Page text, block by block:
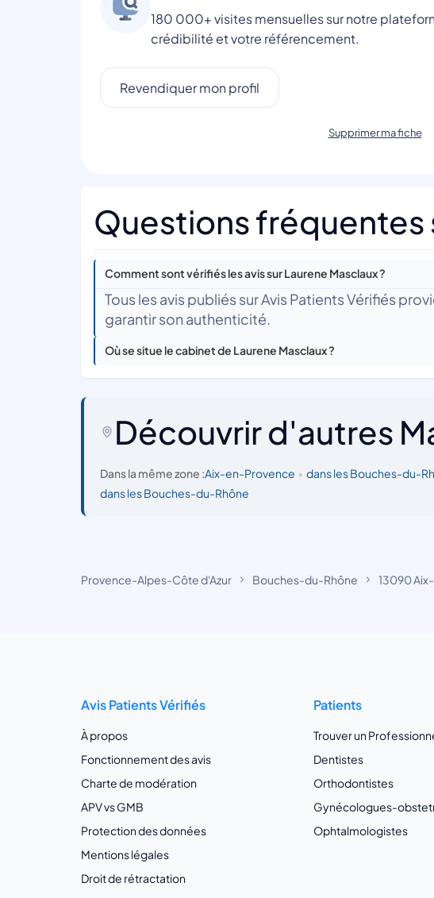
180 000+ visites mensuelles sur notre
crédibilité et votre référencement.
Revendiquer mon profil
Supprimer ma fiche
Questions fréquentes
Comment sont vérifiés les avis sur Laurene Masclaux ?
Tous les avis publiés sur Avis Patients Vérifiés
garantir son authenticité.
Où se situe le cabinet de Laurene Masclaux ?
Découvrir d'autres
Dans la même zone :Aix-en-Provence • dans les Bouches-du-
dans les Bouches-du-Rhône
Provence-Alpes-Côte d'Azur Bouches-du-Rhône 13090
Avis Patients Vérifiés
À propos
Fonctionnement des avis
Charte de modération
APV vs GMB
Protection des données
Mentions légales
Droit de rétractation
Patients
Trouver un
Dentistes
Orthodontistes
Gynécologues-
Ophtalmologistes